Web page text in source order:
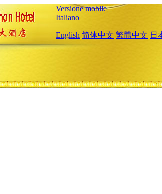
Versione mobile
Italiano
English 简体中文 繁體中文 日